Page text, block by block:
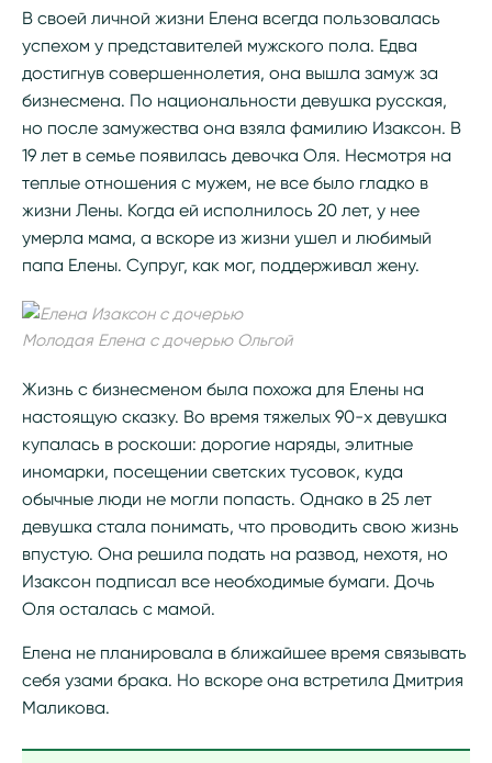
В своей личной жизни Елена всегда пользовалась
успехом у представителей мужского пола. Едва
достигнув совершеннолетия, она вышла замуж за
бизнесмена. По национальности девушка русская,
но после замужества она взяла фамилию Изаксон. В
19 лет в семье появилась девочка Оля. Несмотря на
теплые отношения с мужем, не все было гладко в
жизни Лены. Когда ей исполнилось 20 лет, у нее
умерла мама, а вскоре из жизни ушел и любимый
папа Елены. Супруг, как мог, поддерживал жену.
Молодая Елена с дочерью Ольгой
Жизнь с бизнесменом была похожа для Елены на
настоящую сказку. Во время тяжелых 90-х девушка
купалась в роскоши: дорогие наряды, элитные
иномарки, посещении светских тусовок, куда
обычные люди не могли попасть. Однако в 25 лет
девушка стала понимать, что проводить свою жизнь
впустую. Она решила подать на развод, нехотя, но
Изаксон подписал все необходимые бумаги. Дочь
Оля осталась с мамой.
Елена не планировала в ближайшее время связывать
себя узами брака. Но вскоре она встретила Дмитрия
Маликова.